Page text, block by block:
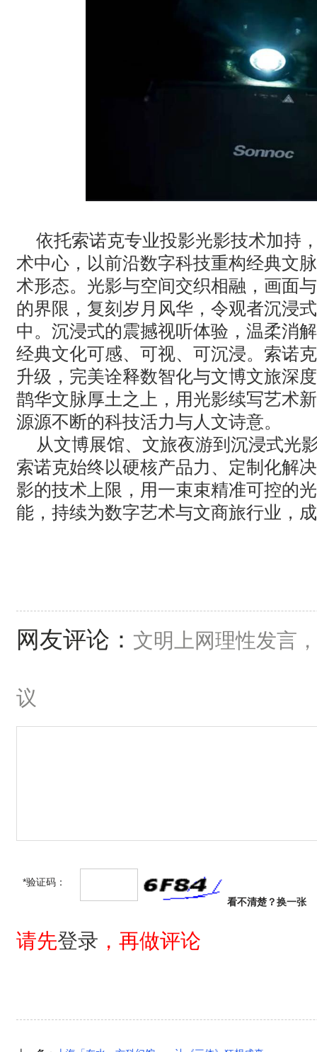
依托索诺克专业投影光影技术加持
术中心，以前沿数字科技重构经典文
术形态。光影与空间交织相融，画面
的界限，复刻岁月风华，令观者沉浸
中。沉浸式的震撼视听体验，温柔消
经典文化可感、可视、可沉浸。索诺
升级，完美诠释数智化与文博文旅深
鹊华文脉厚土之上，用光影续写艺术
源源不断的科技活力与人文诗意。
从文博展馆、文旅夜游到沉浸式光
索诺克始终以硬核产品力、定制化解
影的技术上限，用一束束精准可控的
能，持续为数字艺术与文商旅行业，
网友评论： 文明上网理性发言
议
*验证码：
看不清楚？换一张
请先登录 ，再做评论